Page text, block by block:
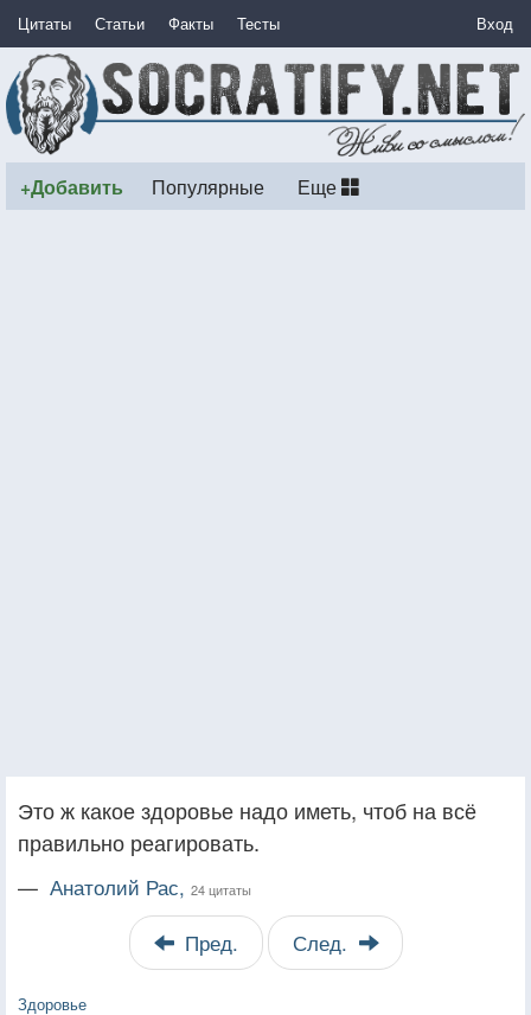
Цитаты Статьи Факты Тесты Вход
+Добавить Популярные Еще
Это ж какое здоровье надо иметь, чтоб на всё
правильно реагировать.
— Анатолий Рас, 24 цитаты
Пред. След.
Здоровье